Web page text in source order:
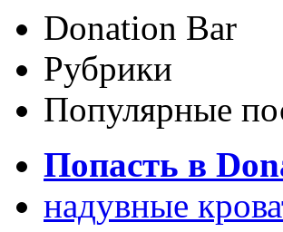
Donation Bar
Рубрики
Популярные
Попасть в
надувные